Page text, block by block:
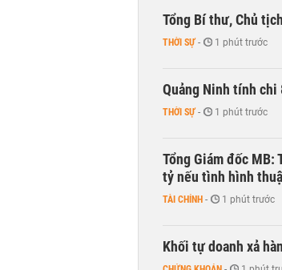
Tổng Bí thư, Chủ
THỜI SỰ - 1 phút trước
Quảng Ninh tính
THỜI SỰ - 1 phút trước
Tổng Giám đốc
tỷ nếu tình hình
TÀI CHÍNH - 1 phút trước
Khối tự doanh xả